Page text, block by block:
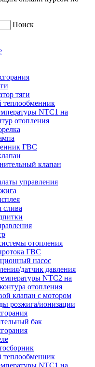
Поиск
тяги
теплообменник
NTC1 на
отопления
ГВС
клапан
управления
слива
отопления
ГВС
насос
датчик давления
NTC2 на
отопления
клапан с мотором
розжига/ионизации
бак
теплообменник
NTC1 на